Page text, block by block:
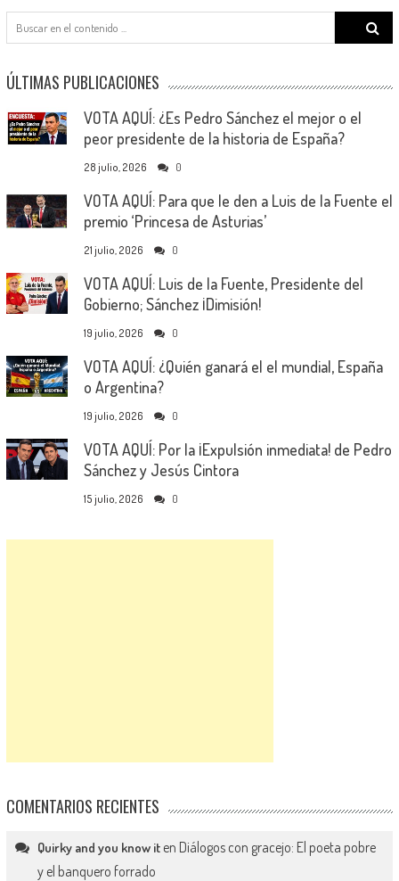
Search
ÚLTIMAS PUBLICACIONES
VOTA AQUÍ: ¿Es Pedro Sánchez el mejor o el
peor presidente de la historia de España?
28 julio, 2026 0
VOTA AQUÍ: Para que le den a Luis de la Fuente el
premio ‘Princesa de Asturias’
21 julio, 2026 0
VOTA AQUÍ: Luis de la Fuente, Presidente del
Gobierno; Sánchez ¡Dimisión!
19 julio, 2026 0
VOTA AQUÍ: ¿Quién ganará el el mundial, España
o Argentina?
19 julio, 2026 0
VOTA AQUÍ: Por la ¡Expulsión inmediata! de Pedro
Sánchez y Jesús Cintora
15 julio, 2026 0
COMENTARIOS RECIENTES
Quirky and you know iten Diálogos con gracejo: El poeta pobre
y el banquero forrado